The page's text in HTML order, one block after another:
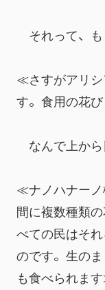
それって、
≪さすがアリシ
す。食用の花
なんで上か
≪ナノハナーノ
間に複数種類
べての民はそ
のです。生の
も食べられま